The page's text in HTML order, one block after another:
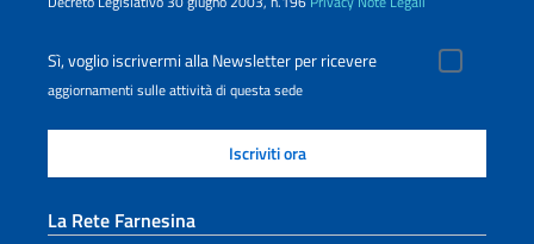
Sì, voglio iscrivermi alla Newsletter per ricevere
aggiornamenti sulle attività di questa sede
La Rete Farnesina